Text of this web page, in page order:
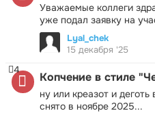
Уважаемые коллеги
уже подал заявку на
Lyal_chek
15 декабря '25
Копчение в стиле
ну или креазот и
снято в ноябре 2025...
4